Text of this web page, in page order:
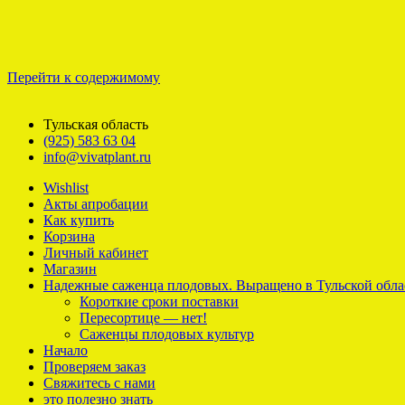
Перейти к содержимому
Тульская область
(925) 583 63 04
info@vivatplant.ru
Wishlist
Акты апробации
Как купить
Корзина
Личный кабинет
Магазин
Надежные саженца плодовых. Выращено в Тульской
Короткие сроки поставки
Пересортице — нет!
Саженцы плодовых культур
Начало
Проверяем заказ
Свяжитесь с нами
это полезно знать